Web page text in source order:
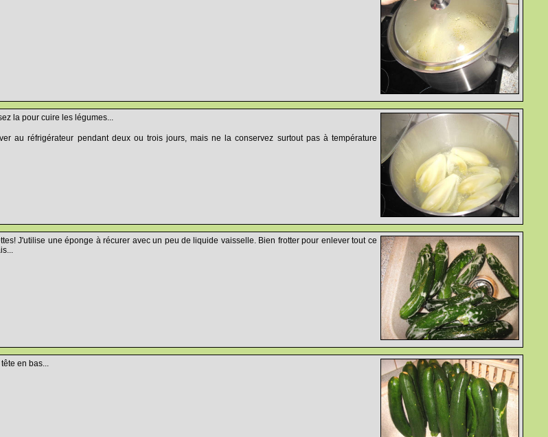
la pour cuire les légumes...
au réfrigérateur pendant deux ou trois jours, mais ne la conservez surtout pas à température
J'utilise une éponge à récurer avec un peu de liquide vaisselle. Bien frotter pour enlever tout ce
en bas...